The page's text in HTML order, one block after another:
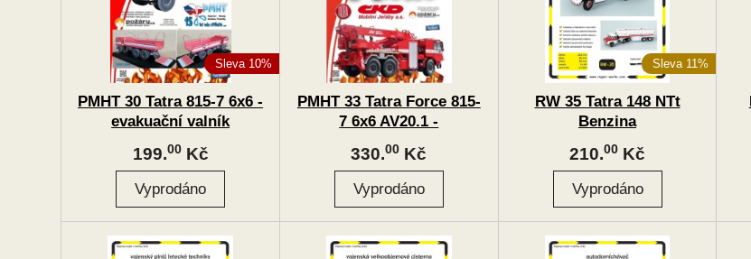
Sleva 10%
PMHT 30 Tatra 815-7 6x6 -
evakuační valník
199.00Kč
PMHT 33 Tatra Force 815-
7 6x6 AV20.1 -
vyprošťovací jeřáb
330.00 Kč
Sleva 11%
RW 35 Tatra 148 NTt
Benzina
210.00 Kč